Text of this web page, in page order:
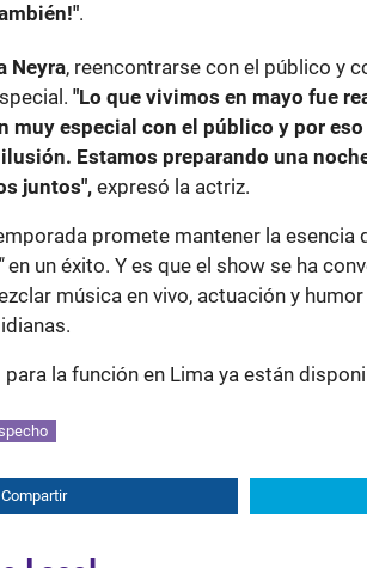
.
Neyra, reencontrarse con el público y
"Lo que vivimos en mayo fue
muy especial con el público y por
Estamos preparando una
juntos", expresó la actriz.
promete mantener la esencia
"en un éxito. Y es que el show se ha
música en vivo, actuación y
para la función en Lima ya están
Compartir